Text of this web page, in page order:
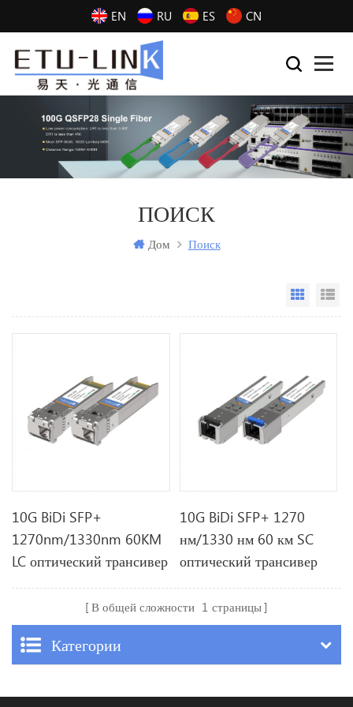
EN RU ES CN
ПОИСК
Дом Поиск
Grid
10G BiDi SFP+
1270nm/1330nm 60KM
LC оптический трансивер
10G BiDi SFP+ 1270
нм/1330 нм 60 км SC
оптический трансивер
В общей сложности 1 страницы
Категории